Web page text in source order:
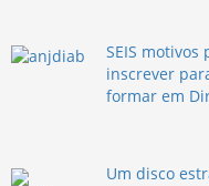
SEIS motivos
inscrever
formar em
Um disco